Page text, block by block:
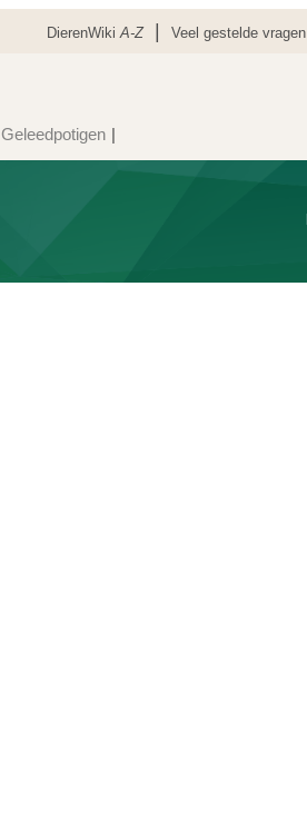
DierenWikiA-Z Veel gestelde vragen
Geleedpotigen